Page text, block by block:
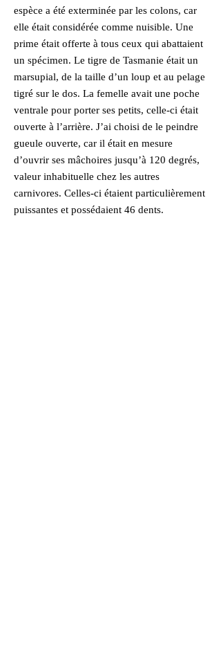
espèce a été exterminée par les colons, car
elle était considérée comme nuisible. Une
prime était offerte à tous ceux qui abattaient
un spécimen. Le tigre de Tasmanie était un
marsupial, de la taille d’un loup et au pelage
tigré sur le dos. La femelle avait une poche
ventrale pour porter ses petits, celle-ci était
ouverte à l’arrière. J’ai choisi de le peindre
gueule ouverte, car il était en mesure
d’ouvrir ses mâchoires jusqu’à 120 degrés,
valeur inhabituelle chez les autres
carnivores. Celles-ci étaient particulièrement
puissantes et possédaient 46 dents.